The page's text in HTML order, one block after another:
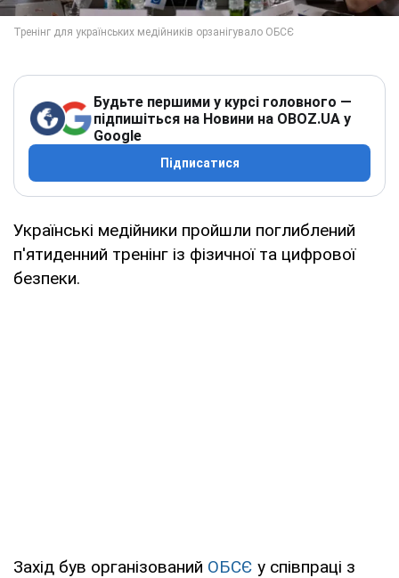
Будьте першими у курсі головного —
підпишіться на Новини на OBOZ.UA у
Google
Підписатися
Українські медійники пройшли поглиблений
п'ятиденний тренінг із фізичної та цифрової
безпеки.
Захід був організований ОБСЄ у співпраці з